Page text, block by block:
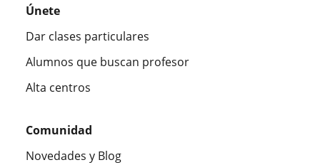
Únete
Dar clases particulares
Alumnos que buscan profesor
Alta centros
Comunidad
Novedades y Blog